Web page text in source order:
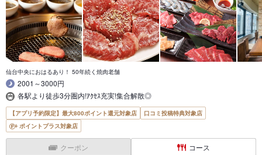
仙台中央におはるあり！ 50年続く焼肉老舗
2001～3000円
各駅より徒歩3分圏内!ｱｸｾｽ充実!集合解散◎
【アプリ予約限定】最大800ポイント還元対象店
口コミ投稿特典対象店
ポイントプラス対象店
クーポン コース